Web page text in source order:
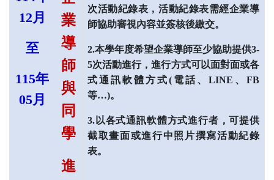
12月
至
115年
05月
業
導
師
與
同
學
進
次活動紀錄表，活動紀錄表需經企業導
師協助審視內容並簽核後繳交。
2.本學年度希望企業導師至少協助提供3-
5次活動進行，進行方式可以面對面或各
式通訊軟體方式(電話、LINE、FB
等…)。
3.以各式通訊軟體方式進行者，可提供
截取畫面或進行中照片撰寫活動紀錄
表。